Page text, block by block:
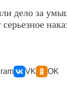
дело за
VK OK